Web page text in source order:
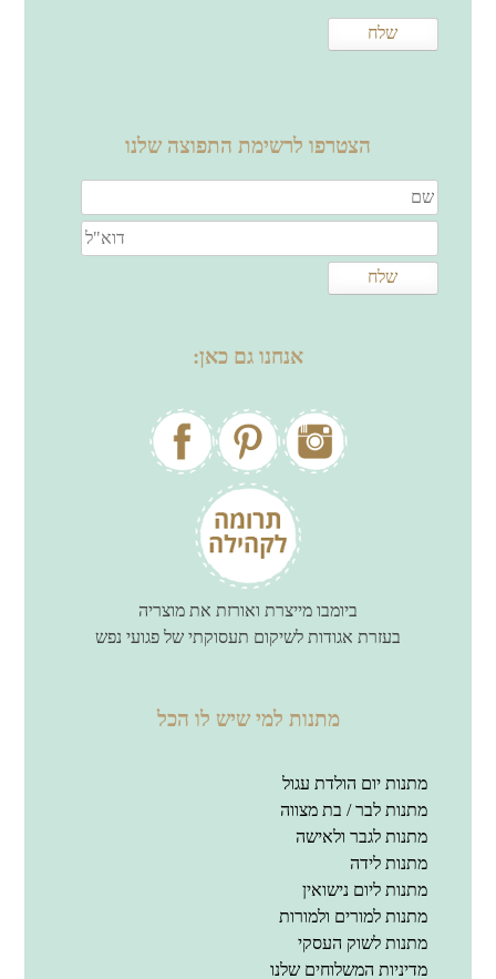
הצטרפו לרשימת התפוצה שלנו
אנחנו גם כאן:
ביומבו מייצרת ואורזת את מוצריה
בעזרת אגודות לשיקום תעסוקתי של פגועי נפש
מתנות למי שיש לו הכל
מתנות יום הולדת עגול
מתנות לבר / בת מצווה
מתנות לגבר ולאישה
מתנות לידה
מתנות ליום נישואין
מתנות למורים ולמורות
מתנות לשוק העסקי
מדיניות המשלוחים שלנו